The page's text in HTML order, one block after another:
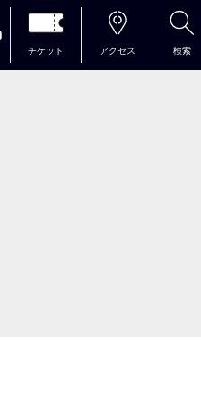
チケット アクセス 検索